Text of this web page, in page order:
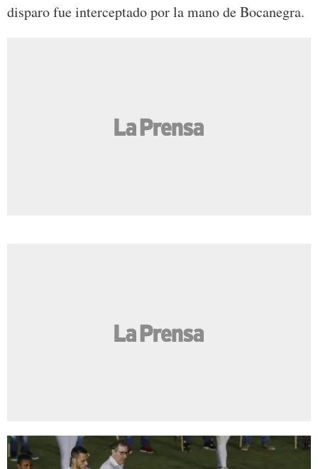
disparo fue interceptado por la mano de Bocanegra.